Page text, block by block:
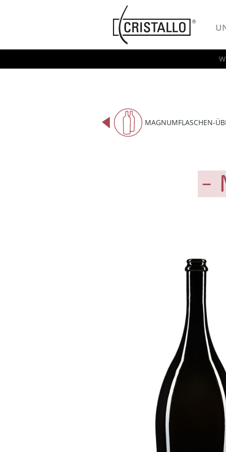
Cristallo
MAGNUMFLASCHEN-